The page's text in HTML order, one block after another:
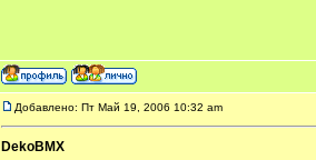
Добавлено: Пт Май 19, 2006 10:32 am
DekoBMX